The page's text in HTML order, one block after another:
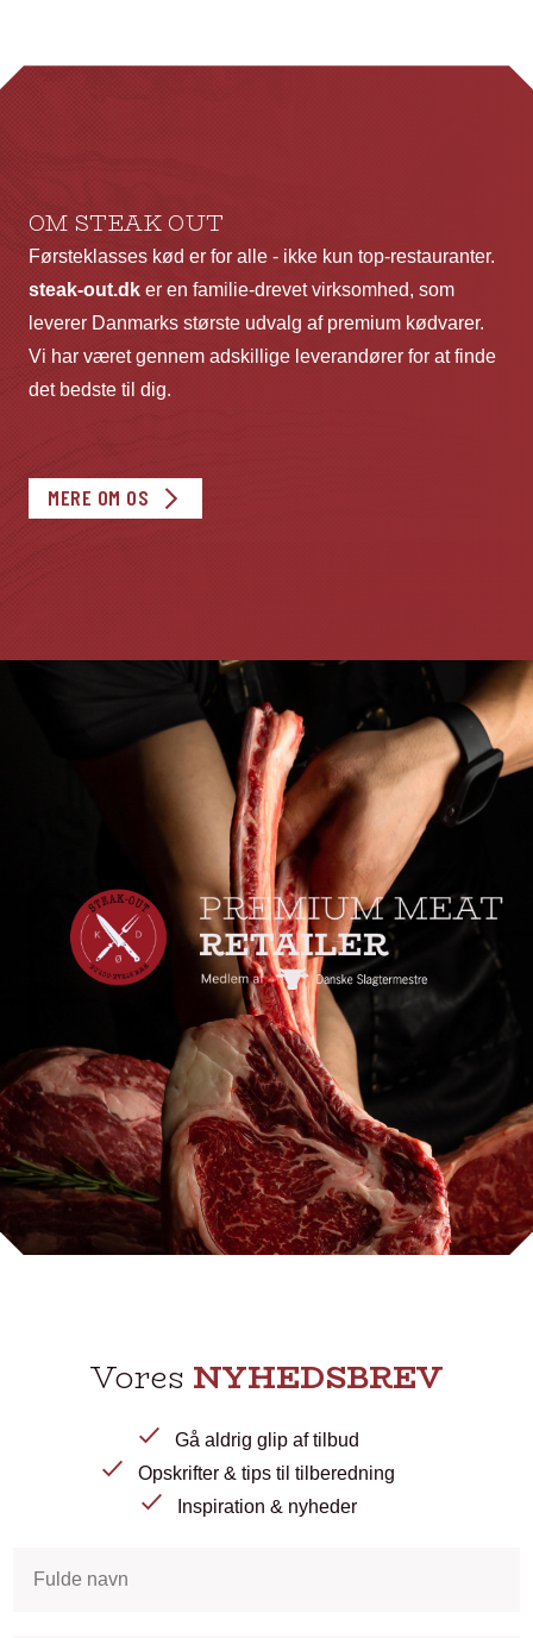
kan
OM STEAK OUT
Førsteklasses kød er for alle - ikke kun top-restauranter.
steak-out.dk er en familie-drevet virksomhed, som
leverer Danmarks største udvalg af premium kødvarer.
Vi har været gennem adskillige leverandører for at finde
det bedste til dig.
MERE OM OS
Vores NYHEDSBREV
Gå aldrig glip af tilbud
Opskrifter & tips til tilberedning
Inspiration & nyheder